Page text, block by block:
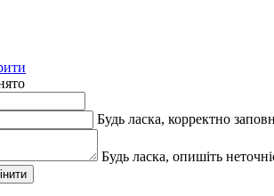
Будь ласка, корректно
Будь ласка, опишіть